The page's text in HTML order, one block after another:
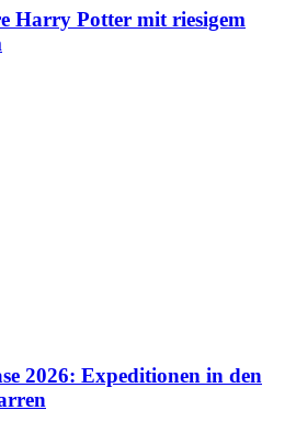
Harry Potter mit riesigem
2026: Expeditionen in den